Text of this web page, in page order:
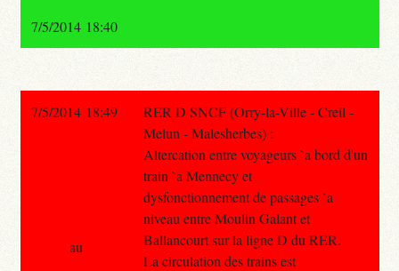
7/5/2014 18:40
7/5/2014 18:49
RER D SNCF (Orry-la-Ville - Creil -
Melun - Malesherbes) :
Altercation entre voyageurs `a bord d'un
train `a Mennecy et
dysfonctionnement de passages `a
niveau entre Moulin Galant et
Ballancourt sur la ligne D du RER.
La circulation des trains est
au